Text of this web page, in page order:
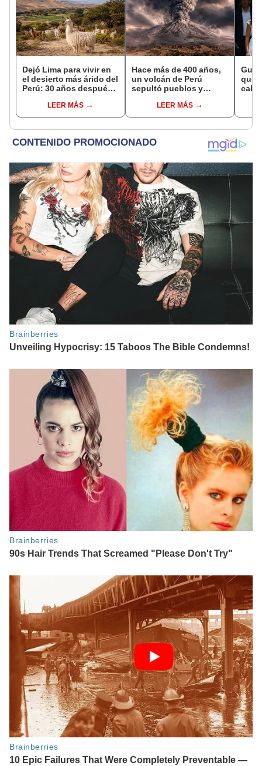
Dejó Lima para vivir en
el desierto más árido del
Perú: 30 años después,
creó un sorprendente
ecosistema
LEER MÁS
Hace más de 400 años,
un volcán de Perú
sepultó pueblos y
veranos más fríos de la
historia: sigue bajo
LEER MÁS
que